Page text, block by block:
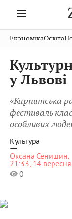
Івано-
Франківськ
Волинь
Рівне
ЕкономікаОсвіта
у Львові
«Карпатська
фестиваль
особливих
Культура
—
Оксана Сенишин,
21:33, 14
0